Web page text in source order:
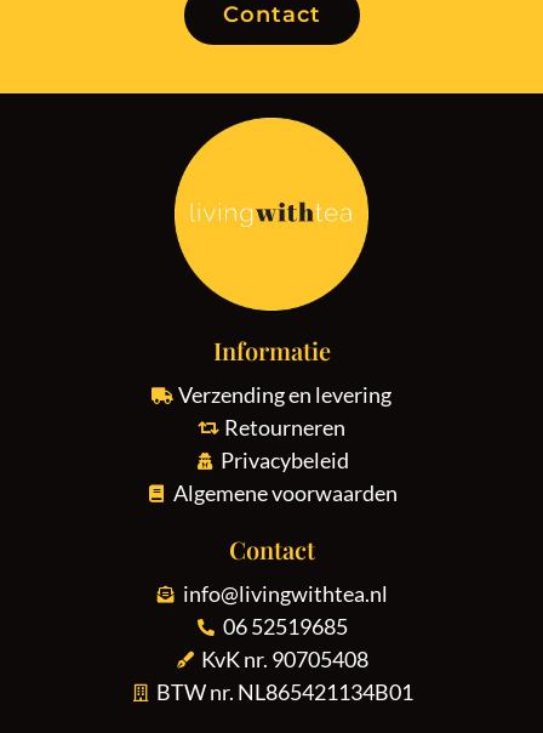
Contact
Informatie
Verzending en levering
Retourneren
Privacybeleid
Algemene voorwaarden
Contact
info@livingwithtea.nl
06 52519685
KvK nr. 90705408
BTW nr. NL865421134B01